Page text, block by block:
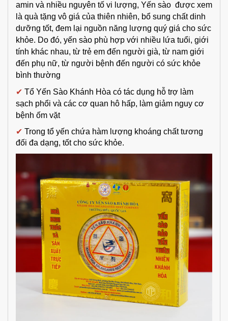
amin và nhiều nguyên tố vi lượng, Yến sào được xem
là quà tặng vô giá của thiên nhiên, bổ sung chất dinh
dưỡng tốt, đem lại nguồn năng lượng quý giá cho sức
khỏe. Do đó, yến sào phù hợp với nhiều lứa tuổi, giới
tính khác nhau, từ trẻ em đến người già, từ nam giới
đến phụ nữ, từ người bệnh đến người có sức khỏe
bình thường
✔ Tổ Yến Sào Khánh Hòa có tác dụng hỗ trợ làm
sạch phổi và các cơ quan hô hấp, làm giảm nguy cơ
bệnh ốm vặt
✔ Trong tổ yến chứa hàm lượng khoáng chất tương
đối đa dạng, tốt cho sức khỏe.